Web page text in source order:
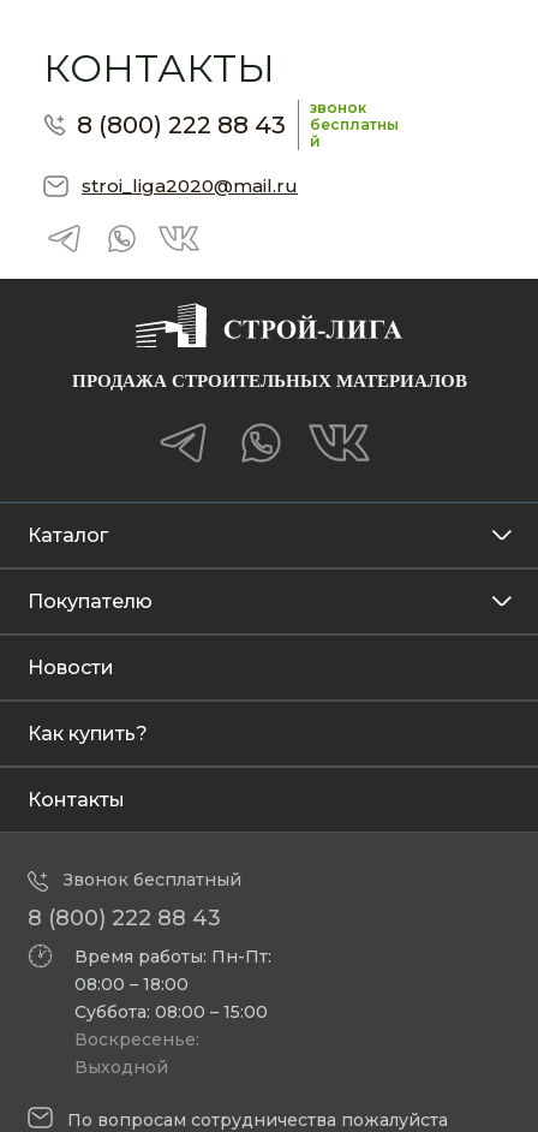
КОНТАКТЫ
8 (800) 222 88 43
звонок
бесплатны
й
stroi_liga2020@mail.ru
ПРОДАЖА СТРОИТЕЛЬНЫХ МАТЕРИАЛОВ
Каталог
Покупателю
Новости
Как купить?
Контакты
Звонок бесплатный
8 (800) 222 88 43
Время работы: Пн-Пт:
08:00 – 18:00
Суббота: 08:00 – 15:00
Воскресенье:
Выходной
По вопросам сотрудничества пожалуйста